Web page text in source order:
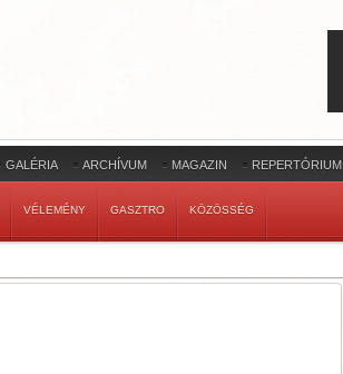
GALÉRIA ARCHÍVUM MAGAZIN REPERTÓRIUM
VÉLEMÉNY GASZTRO KÖZÖSSÉG